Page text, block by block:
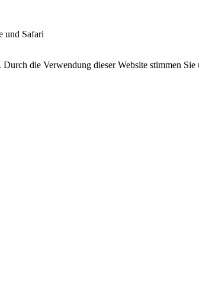
und Safari
die Verwendung dieser Website stimmen